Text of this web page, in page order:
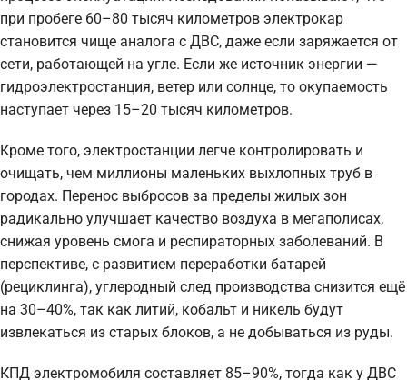
при пробеге 60–80 тысяч километров электрокар
становится чище аналога с ДВС, даже если заряжается от
сети, работающей на угле. Если же источник энергии —
гидроэлектростанция, ветер или солнце, то окупаемость
наступает через 15–20 тысяч километров.
Кроме того, электростанции легче контролировать и
очищать, чем миллионы маленьких выхлопных труб в
городах. Перенос выбросов за пределы жилых зон
радикально улучшает качество воздуха в мегаполисах,
снижая уровень смога и респираторных заболеваний. В
перспективе, с развитием переработки батарей
(рециклинга), углеродный след производства снизится ещё
на 30–40%, так как литий, кобальт и никель будут
извлекаться из старых блоков, а не добываться из руды.
КПД электромобиля составляет 85–90%, тогда как у ДВС